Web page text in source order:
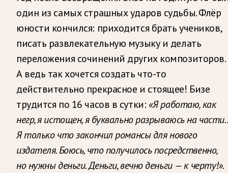
один из самых страшных ударов судьбы. Флёр
юности кончился: приходится брать учеников,
писать развлекательную музыку и делать
переложения сочинений других композиторов.
А ведь так хочется создать что-то
действительно прекрасное и стоящее! Бизе
трудится по 16 часов в сутки: «Я работаю, как
негр, я истощен, я буквально разрываюсь на
Я только что закончил романсы для нового
издателя. Боюсь, что получилось посредственно,
но нужны деньги. Деньги, вечно деньги — к черту!».